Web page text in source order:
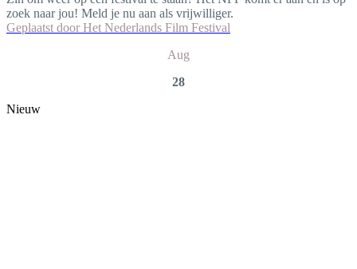
zoek naar jou! Meld je nu aan als vrijwilliger.
Geplaatst door Het Nederlands Film Festival
Aug
28
Nieuw